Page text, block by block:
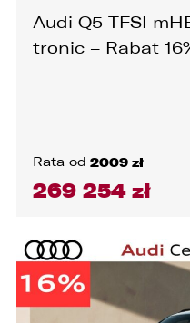
Audi Q5 TFSI
tronic – Rabat
Rata od 2009 zł
269 254 zł